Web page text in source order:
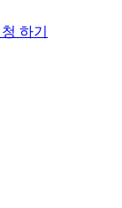
하기